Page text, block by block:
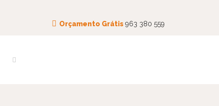
Orçamento Grátis 963 380 559